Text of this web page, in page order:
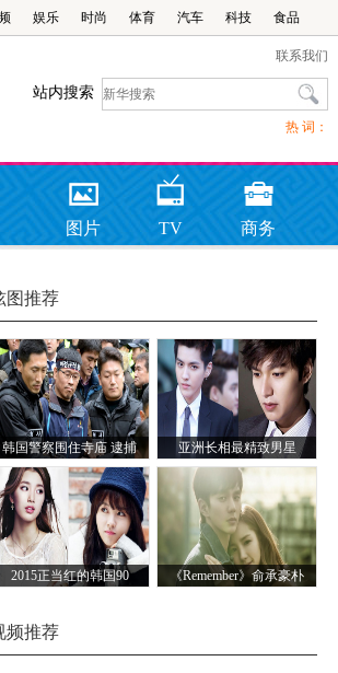
娱乐 时尚 体育 汽车 科技 食品
联系我们
站内搜索
热 词：
图片 TV 商务
图推荐
韩国警察围住寺庙 逮捕
首尔示威主谋韩相均
亚洲长相最精致男星
2015正当红的韩国90
《Remember》俞承豪朴
频推荐